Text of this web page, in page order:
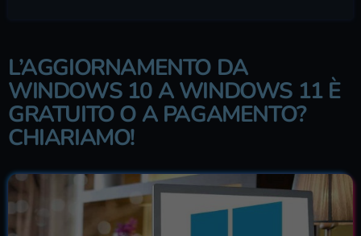
L’AGGIORNAMENTO DA
WINDOWS 10 A WINDOWS 11 È
GRATUITO O A PAGAMENTO?
CHIARIAMO!